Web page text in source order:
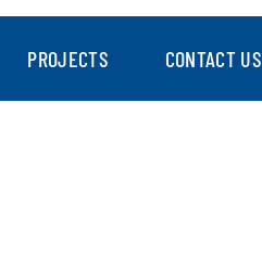
PROJECTS CONTACT US